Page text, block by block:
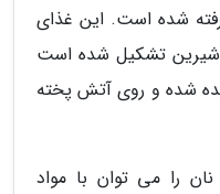
شده است. این غذای
شیرین تشکیل شده است
شده و روی آتش پخته
را می توان با مواد